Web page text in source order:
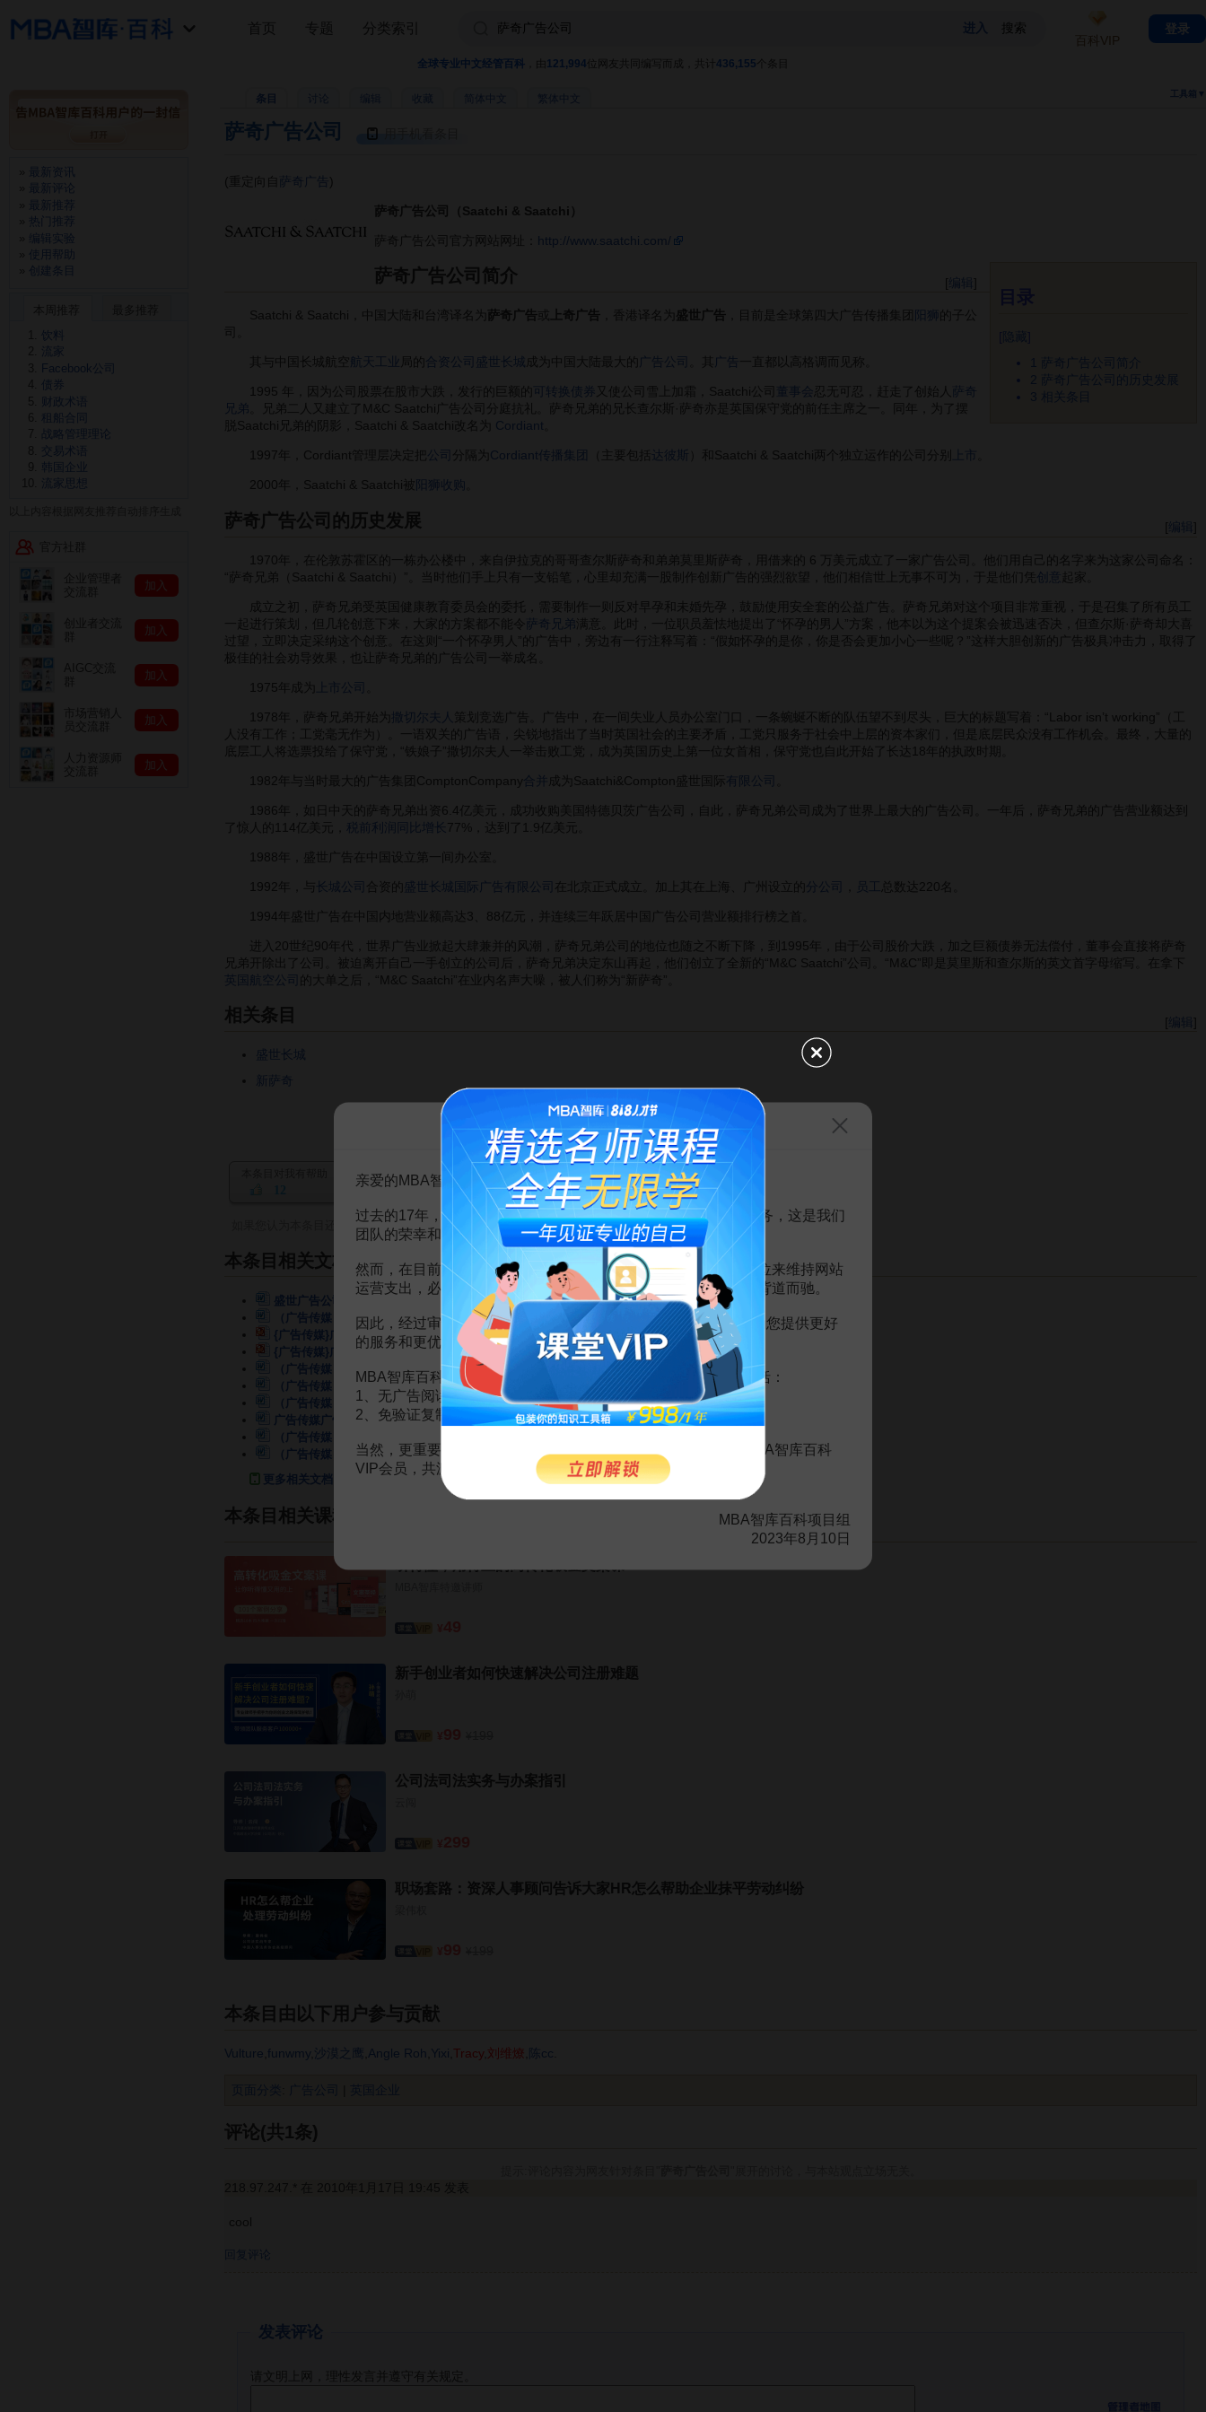
全球专业中文经管百科 121,994 位网友共同编写而成，共计 436,155 个条目
条目 收藏 工具箱▼
萨奇广告公司
(重定向自 萨奇广告
萨奇广告公司（Saatchi & Saatchi）
萨奇广告公司官方网站网址： http://www.saatchi.com/
1
萨奇广告公司简介
2
萨奇广告公司的历史发展
3
相关条目
[编辑
萨奇广告公司简介
Saatchi & Saatchi，中国大陆和台湾译名为 萨奇广告 或 上奇广告 ，香港译名为 盛世广告 ，目前是全球第四大广告传播集团 阳狮 的子公
其与中国长城航空 航天工业 局的 合资公司 盛世长城 成为中国大陆最大的 广告公司 广告 一直都以高格调而见称。
1995 年，因为公司股票在股市大跌，发行的巨额的 可转换债券 又使公司雪上加霜，Saatchi公司 董事会 忍无可忍，赶走了创始人
萨奇
兄弟 。兄弟二人又建立了M&C Saatchi广告公司分庭抗礼。萨奇兄弟的兄长查尔斯·萨奇亦是英国保守党的前任主席之一。同年，为了摆
脱Saatchi兄弟的阴影，Saatchi & Saatchi改名为 Cordiant
1997年，Cordiant管理层决定把 公司 分隔为 Cordiant传播集团 （主要包括 达彼斯 ）和Saatchi & Saatchi两个独立运作的公司分别 上市
2000年，Saatchi & Saatchi被 阳狮 收购
[编辑
萨奇广告公司的历史发展
1970年，在伦敦苏霍区的一栋办公楼中，来自伊拉克的哥哥查尔斯萨奇和弟弟莫里斯萨奇，用借来的 6 万美元成立了一家广告公司。他们用自己的名字来为这家公司命名：
“萨奇兄弟（Saatchi & Saatchi）”。当时他们手上只有一支铅笔，心里却充满一股制作创新广告的强烈欲望，他们相信世上无事不可为，于是他们凭
创意 起家。
成立之初，萨奇兄弟受英国健康教育委员会的委托，需要制作一则反对早孕和未婚先孕，鼓励使用安全套的公益广告。萨奇兄弟对这个项目非常重视，于是召集了所有员工
一起进行策划，但几轮创意下来，大家的方案都不能令
萨奇兄弟 满意。此时，一位职员羞怯地提出了“怀孕的男人”方案，他本以为这个提案会被迅速否决，但查尔斯·萨奇却大喜
过望，立即决定采纳这个创意。在这则“一个怀孕男人”的广告中，旁边有一行注释写着：“假如怀孕的是你，你是否会更加小心一些呢？”这样大胆创新的广告极具冲击力，取得了
极佳的社会劝导效果，也让萨奇兄弟的广告公司一举成名。
1975年成为 上市公司
1978年，萨奇兄弟开始为 撒切尔夫人
策划竞选广告。广告中，在一间失业人员办公室门口，一条蜿蜒不断的队伍望不到尽头，巨大的标题写着：“Labor isn’t working”（工
人没有工作；工党毫无作为）。一语双关的广告语，尖锐地指出了当时英国社会的主要矛盾，工党只服务于社会中上层的资本家们，但是底层民众没有工作机会。最终，大量的
底层工人将选票投给了保守党，“铁娘子”撒切尔夫人一举击败工党，成为英国历史上第一位女首相，保守党也自此开始了长达18年的执政时期。
1982年与当时最大的广告集团ComptonCompany 合并 成为Saatchi&Compton盛世国际 有限公司
1986年，如日中天的萨奇兄弟出资6.4亿美元，成功收购美国特德贝茨广告公司，自此，萨奇兄弟公司成为了世界上最大的广告公司。一年后，萨奇兄弟的广告营业额达到
了惊人的114亿美元，
税前利润 同比增长 77%，达到了1.9亿美元。
1988年，盛世广告在中国设立第一间办公室。
1992年，与 长城公司 合资的 盛世长城国际广告有限公司 在北京正式成立。加上其在上海、广州设立的 分公司 员工 总数达220名。
1994年盛世广告在中国内地营业额高达3、88亿元，并连续三年跃居中国广告公司营业额排行榜之首。
进入20世纪90年代，世界广告业掀起大肆兼并的风潮，萨奇兄弟公司的地位也随之不断下降，到1995年，由于公司股价大跌，加之巨额债券无法偿付，董事会直接将萨奇
兄弟开除出了公司。被迫离开自己一手创立的公司后，萨奇兄弟决定东山再起，他们创立了全新的“M&C Saatchi”公司。“M&C”即是莫里斯和查尔斯的英文首字母缩写。在拿下
英国航空公司 的大单之后，“M&C Saatchi”在业内名声大噪，被人们称为“新萨奇”。
[编辑
相关条目
盛世长城
新萨奇
12 赏 MBA智库APP
如果您认为本条目还有待完善，需要补充新内容或修改错误内容，请编辑条目或投诉举报。
本条目相关文档
盛世广告公司员工手册
（广告传媒）广告公司
14页
{广告传媒}广告公司 34页
{广告传媒}广告伦理与广告公司 44页
（广告传媒）如何经营广告公司 10页
（广告传媒）广告公司的经营 17页
（广告传媒）某广告公司制度 14页
广告传媒广告公司强
42页
（广告传媒）广告公司制度
（广告传媒）广告公司的经营 15页
更多相关文档
本条目相关课程
听得懂，用得上的高转化吸金文案课
新手创业者如何快速解决公司注册难题
公司法司法实务与办案指引
职场套路：资深人事顾问告诉大家HR怎么帮助企业抹平劳动纠纷
本条目由以下用户参与贡献
Vulture funwmy 沙漠之鹰 Angle Roh Yixi Tracy, 刘维燎 陈cc
页面分类 广告公司 英国企业
评论(共1条)
cool
回复评论
发表评论
请文明上网，理性发言并遵守有关规定。
首页 专题 分类索引
百科VIP
登录
最新资讯
最新评论
最新推荐
热门推荐
编辑实验
使用帮助
创建条目
饮料
流家
Facebook公司
债券
财政术语
租船合同
战略管理理论
交易术语
韩国企业
流家思想
加入
加入
加入
加入
加入
告MBA智库百科用户的一封信
亲爱的MBA智库百科用户：
过去的17年，百科频道一直以免费公益的形式为大家提供知识服务，这是我们
团队的荣幸和骄傲。
然而，在目前越来越严峻的经营挑战下，单纯依靠不断增加广告位来维持网站
运营支出，必然会越来越影响您的使用体验，这也与我们的初衷背道而驰。
因此，经过审慎地考虑，我们决定推出VIP会员收费制度，以便为您提供更好
的服务和更优质的内容。
MBA智库百科VIP会员（9.9元 / 年， 点击开通），您的权益将包括：
1、无广告阅读；
2、免验证复制。
当然，更重要的是长期以来您对百科频道的支持。诚邀您加入MBA智库百科
VIP会员，共渡难关，共同见证彼此的成长和进步！
MBA智库百科项目组
2023年8月10日